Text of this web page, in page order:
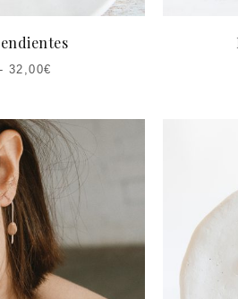
- 32,00€